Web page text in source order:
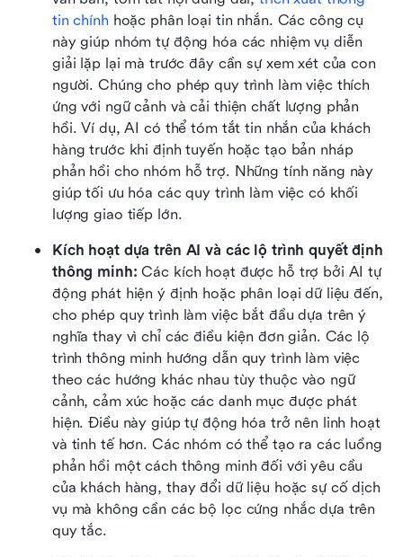
tin chính hoặc phân loại tin nhắn. Các công cụ
này giúp nhóm tự động hóa các nhiệm vụ diễn
giải lặp lại mà trước đây cần sự xem xét của con
người. Chúng cho phép quy trình làm việc thích
ứng với ngữ cảnh và cải thiện chất lượng phản
hồi. Ví dụ, AI có thể tóm tắt tin nhắn của khách
hàng trước khi định tuyến hoặc tạo bản nháp
phản hồi cho nhóm hỗ trợ. Những tính năng này
giúp tối ưu hóa các quy trình làm việc có khối
lượng giao tiếp lớn.
Kích hoạt dựa trên AI và các lộ trình quyết định
thông minh: Các kích hoạt được hỗ trợ bởi AI tự
động phát hiện ý định hoặc phân loại dữ liệu đến,
cho phép quy trình làm việc bắt đầu dựa trên ý
nghĩa thay vì chỉ các điều kiện đơn giản. Các lộ
trình thông minh hướng dẫn quy trình làm việc
theo các hướng khác nhau tùy thuộc vào ngữ
cảnh, cảm xúc hoặc các danh mục được phát
hiện. Điều này giúp tự động hóa trở nên linh hoạt
và tinh tế hơn. Các nhóm có thể tạo ra các luồng
phản hồi một cách thông minh đối với yêu cầu
của khách hàng, thay đổi dữ liệu hoặc sự cố dịch
vụ mà không cần các bộ lọc cứng nhắc dựa trên
quy tắc.